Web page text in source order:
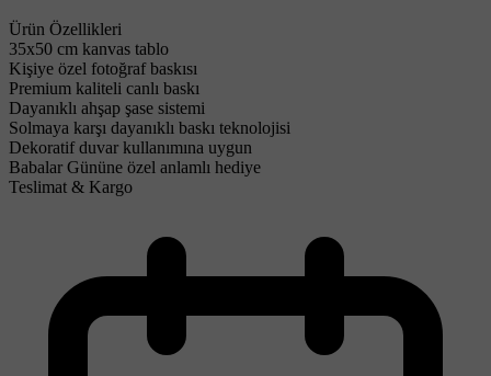
Ürün Özellikleri
35x50 cm kanvas tablo
Kişiye özel fotoğraf baskısı
Premium kaliteli canlı baskı
Dayanıklı ahşap şase sistemi
Solmaya karşı dayanıklı baskı teknolojisi
Dekoratif duvar kullanımına uygun
Babalar Gününe özel anlamlı hediye
Teslimat & Kargo